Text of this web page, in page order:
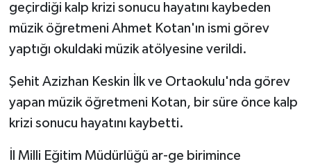
geçirdiği kalp krizi sonucu hayatını kaybeden
müzik öğretmeni Ahmet Kotan'ın ismi görev
yaptığı okuldaki müzik atölyesine verildi.
Şehit Azizhan Keskin İlk ve Ortaokulu'nda görev
yapan müzik öğretmeni Kotan, bir süre önce kalp
krizi sonucu hayatını kaybetti.
İl Milli Eğitim Müdürlüğü ar-ge birimince
Sağlık
Spor
Teknoloji